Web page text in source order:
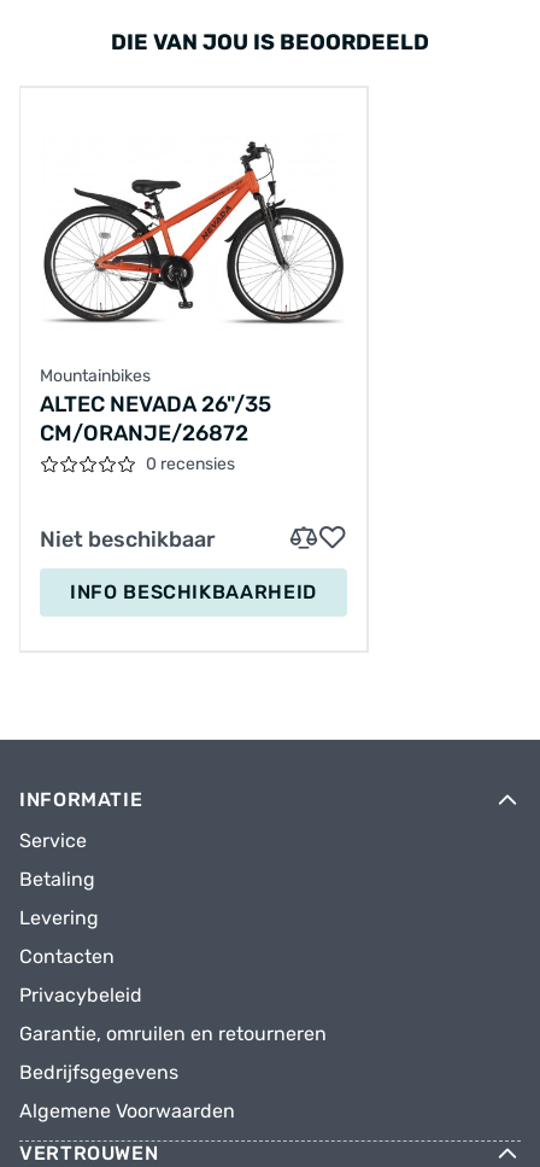
DIE VAN JOU IS BEOORDEELD
Mountainbikes
ALTEC NEVADA 26"/35
CM/ORANJE/26872
0 recensies
Niet beschikbaar
INFO BESCHIKBAARHEID
INFORMATIE
Service
Betaling
Levering
Contacten
Privacybeleid
Garantie, omruilen en retourneren
Bedrijfsgegevens
Algemene Voorwaarden
VERTROUWEN